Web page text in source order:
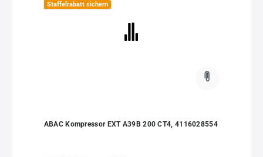
Staffelrabatt sichern
ABAC Kompressor EXT A39B 200 CT4, 4116028554